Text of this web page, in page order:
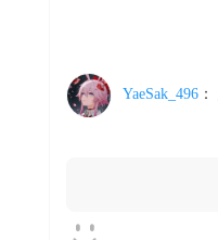
YaeSak_496：